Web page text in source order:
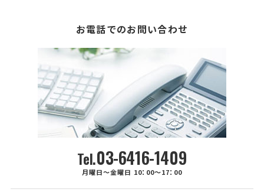
お電話でのお問い合わせ
Tel.03-6416-1409
月曜日～金曜日 10：00～17：00